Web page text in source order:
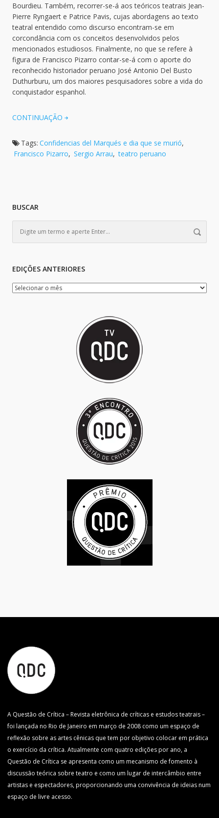
Bourdieu. Também, recorrer-se-á aos teóricos teatrais Jean-
Pierre Ryngaert e Patrice Pavis, cujas abordagens ao texto
teatral entendido como discurso encontram-se em
corcondância com os conceitos desenvolvidos pelos
mencionados estudiosos. Finalmente, no que se refere à
figura de Francisco Pizarro contar-se-á com o aporte do
reconhecido historiador peruano José Antonio Del Busto
Duthurburu, um dos maiores pesquisadores sobre a vida do
conquistador espanhol.
CONTINUAÇÃO
Tags: Confidencias del Marqués e dia que se murió,
Francisco Pizarro, Sergio Arrau, teatro peruano
BUSCAR
EDIÇÕES ANTERIORES
A Questão de Crítica – Revista eletrônica de críticas e estudos teatrais –
foi lançada no Rio de Janeiro em março de 2008 como um espaço de
reflexão sobre as artes cênicas que tem por objetivo colocar em prática
o exercício da crítica. Atualmente com quatro edições por ano, a
Questão de Crítica se apresenta como um mecanismo de fomento à
discussão teórica sobre teatro e como um lugar de intercâmbio entre
artistas e espectadores, proporcionando uma convivência de ideias num
espaço de livre acesso.